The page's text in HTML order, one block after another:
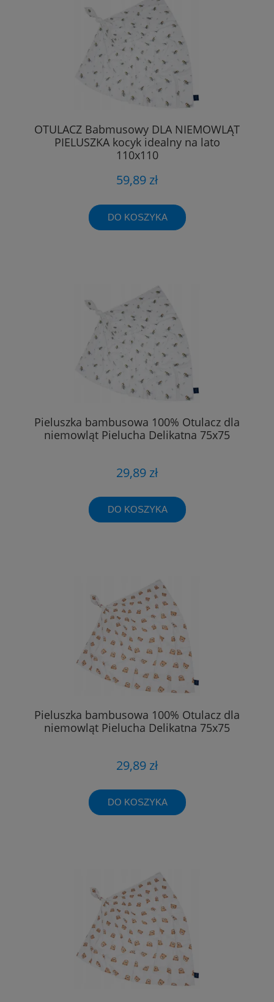
OTULACZ Babmusowy DLA NIEMOWLĄT
PIELUSZKA kocyk idealny na lato
110x110
59,89 zł
DO KOSZYKA
Pieluszka bambusowa 100% Otulacz dla
niemowląt Pielucha Delikatna 75x75
29,89 zł
DO KOSZYKA
Pieluszka bambusowa 100% Otulacz dla
niemowląt Pielucha Delikatna 75x75
29,89 zł
DO KOSZYKA